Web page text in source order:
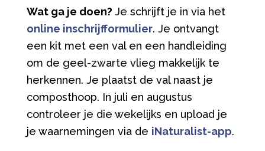
Wat ga je doen? Je schrijft je in via het
online inschrijfformulier. Je ontvangt
een kit met een val en een handleiding
om de geel-zwarte vlieg makkelijk te
herkennen. Je plaatst de val naast je
composthoop. In juli en augustus
controleer je die wekelijks en upload je
je waarnemingen via de iNaturalist-app.